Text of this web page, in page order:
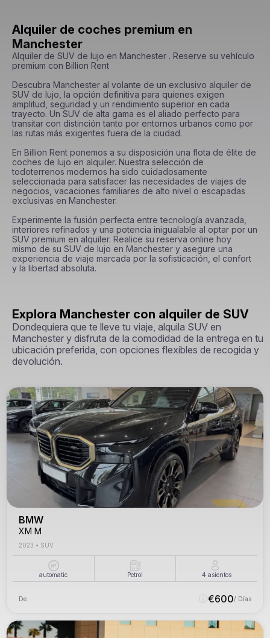
Alquiler de coches premium en
Manchester
Alquiler de SUV de lujo en Manchester . Reserve su vehículo
premium con Billion Rent
Descubra Manchester al volante de un exclusivo alquiler de
SUV de lujo, la opción definitiva para quienes exigen
amplitud, seguridad y un rendimiento superior en cada
trayecto. Un SUV de alta gama es el aliado perfecto para
transitar con distinción tanto por entornos urbanos como por
las rutas más exigentes fuera de la ciudad.
En Billion Rent ponemos a su disposición una flota de élite de
coches de lujo en alquiler. Nuestra selección de
todoterrenos modernos ha sido cuidadosamente
seleccionada para satisfacer las necesidades de viajes de
negocios, vacaciones familiares de alto nivel o escapadas
exclusivas en Manchester.
Experimente la fusión perfecta entre tecnología avanzada,
interiores refinados y una potencia inigualable al optar por un
SUV premium en alquiler. Realice su reserva online hoy
mismo de su SUV de lujo en Manchester y asegure una
experiencia de viaje marcada por la sofisticación, el confort
y la libertad absoluta.
Explora Manchester con alquiler de SUV
Dondequiera que te lleve tu viaje, alquila SUV en
Manchester y disfruta de la comodidad de la entrega en tu
ubicación preferida, con opciones flexibles de recogida y
devolución.
BMW
XM M
2023 • SUV
automatic Petrol 4 asientos
De €600/ Días